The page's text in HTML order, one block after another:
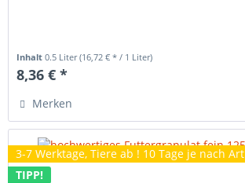
Inhalt0.5 Liter(16,72 € * / 1 Liter)
8,36 € *
Merken
3-7 Werktage, Tiere ab ! 10 Tage je nach Art
TIPP!